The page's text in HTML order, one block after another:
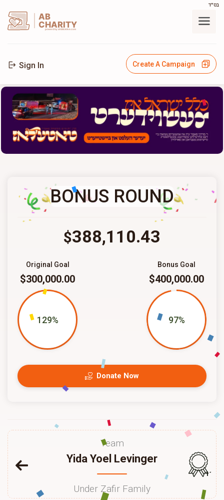
בס"ד
AB
CHARITY
powerd by ahblicklive.com
Sign In Create A Campaign
BONUS ROUND
$388,110.43
Bonus Goal
$400,000.00
97%
Original Goal
$300,000.00
129%
Donate Now
Team
Yida Yoel Levinger
Under Zafir Family
118